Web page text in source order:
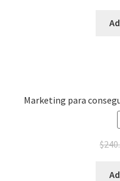
Marketing para
$